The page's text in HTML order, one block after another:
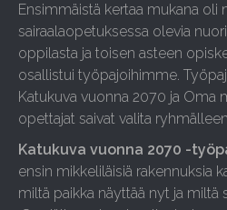
Ensimmäistä kertaa mukana oli
sairaalaopetuksessa olevia
oppilasta ja toisen asteen
osallistui työpajoihimme.
Katukuva vuonna 2070 ja Oma
opettajat saivat valita
Katukuva vuonna 2070 -
ensin mikkeliläisiä rakennuksia
miltä paikka näyttää nyt ja miltä